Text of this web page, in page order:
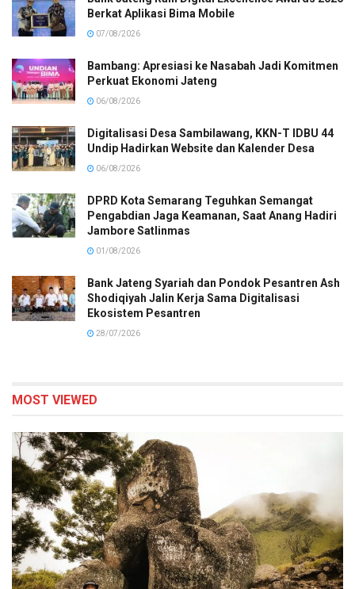
Berkat Aplikasi Bima Mobile
07/08/2026
Bambang: Apresiasi ke Nasabah Jadi Komitmen
Perkuat Ekonomi Jateng
06/08/2026
Digitalisasi Desa Sambilawang, KKN-T IDBU 44
Undip Hadirkan Website dan Kalender Desa
06/08/2026
DPRD Kota Semarang Teguhkan Semangat
Pengabdian Jaga Keamanan, Saat Anang Hadiri
Jambore Satlinmas
01/08/2026
Bank Jateng Syariah dan Pondok Pesantren Ash
Shodiqiyah Jalin Kerja Sama Digitalisasi
Ekosistem Pesantren
28/07/2026
MOST VIEWED